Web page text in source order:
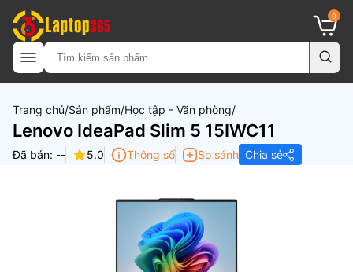
0
Trang chủ Sản phẩm Học tập - Văn phòng
Lenovo IdeaPad Slim 5 15IWC11
Đã bán: -- 5.0 Thông số So sánh Chia sẻ